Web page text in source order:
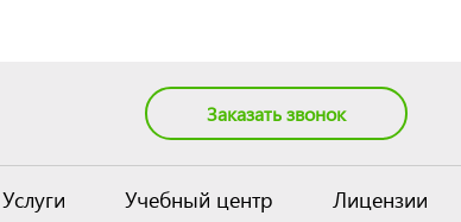
Заказать звонок
Услуги Учебный центр Лицензии